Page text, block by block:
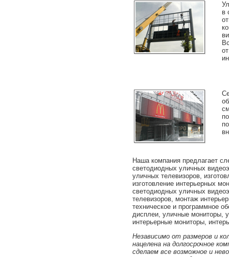
в
Наша компания предлагает
светодиодных уличных
уличных телевизоров,
изготовление интерьерных
светодиодных уличных
телевизоров, монтаж
техническое и программное
дисплеи, уличные мониторы,
интерьерные мониторы,
Независимо от размеров и
нацелена на долгосрочное
сделаем все возможное и